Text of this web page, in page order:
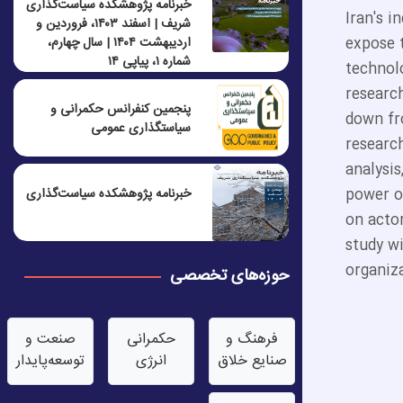
Iran's
down
power
on
study
خبرنامه پژوهشکده سیاست‌گذاری
شریف | اسفند ۱۴۰۳، فروردین و
اردیبهشت ۱۴۰۴ | سال چهارم،
شماره ۱، پیاپی ۱۴
پنجمين كنفرانس حكمرانی و
سياستگذاری عمومی
خبرنامه پژوهشکده سیاست‌گذاری
حوزه‌های تخصصی
فرهنگ و
صنایع خلاق
حکمرانی
انرژی
صنعت‌ و
توسعه‌پایدار